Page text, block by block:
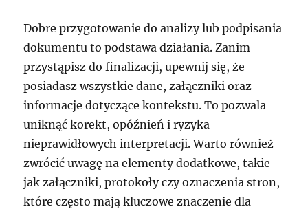
Dobre przygotowanie do analizy lub podpisania
dokumentu to podstawa działania. Zanim
przystąpisz do finalizacji, upewnij się, że
posiadasz wszystkie dane, załączniki oraz
informacje dotyczące kontekstu. To pozwala
uniknąć korekt, opóźnień i ryzyka
nieprawidłowych interpretacji. Warto również
zwrócić uwagę na elementy dodatkowe, takie
jak załączniki, protokoły czy oznaczenia stron,
które często mają kluczowe znaczenie dla